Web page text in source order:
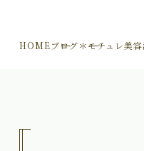
HOMEブログ＊モチュレ美